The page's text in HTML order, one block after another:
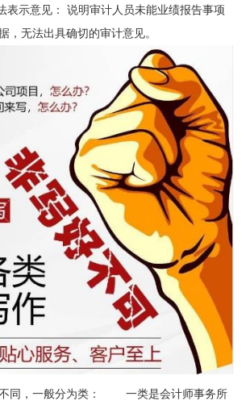
表示意见： 说明审计人员未能业绩报告事项
，无法出具确切的审计意见。
不同，一般分为类： 一类是会计师事务所